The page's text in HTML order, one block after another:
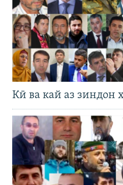
Кӣ ва кай аз зиндон